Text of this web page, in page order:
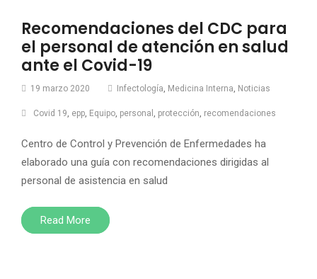
Recomendaciones del CDC para
el personal de atención en salud
ante el Covid-19
19 marzo 2020 Infectología, Medicina Interna, Noticias
Covid 19, epp, Equipo, personal , protección, recomendaciones
Centro de Control y Prevención de Enfermedades ha
elaborado una guía con recomendaciones dirigidas al
personal de asistencia en salud
Read More